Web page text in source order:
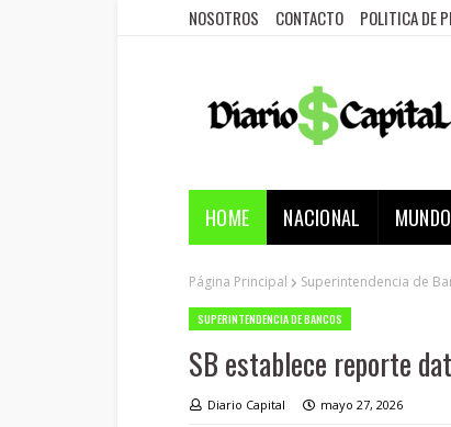
NOSOTROS CONTACTO POLITICA DE
HOME NACIONAL MUNDO
Página Principal Superintendencia de
SUPERINTENDENCIA DE BANCOS
SB establece reporte
Diario Capital mayo 27, 2026